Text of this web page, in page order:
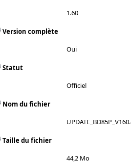
1.60
Version complète
Oui
Statut
Officiel
Nom du fichier
Taille du fichier
44,2 Mo